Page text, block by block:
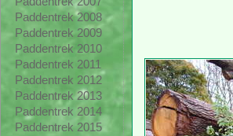
Paddentrek 2008
Paddentrek 2009
Paddentrek 2010
Paddentrek 2011
Paddentrek 2012
Paddentrek 2013
Paddentrek 2014
Paddentrek 2015